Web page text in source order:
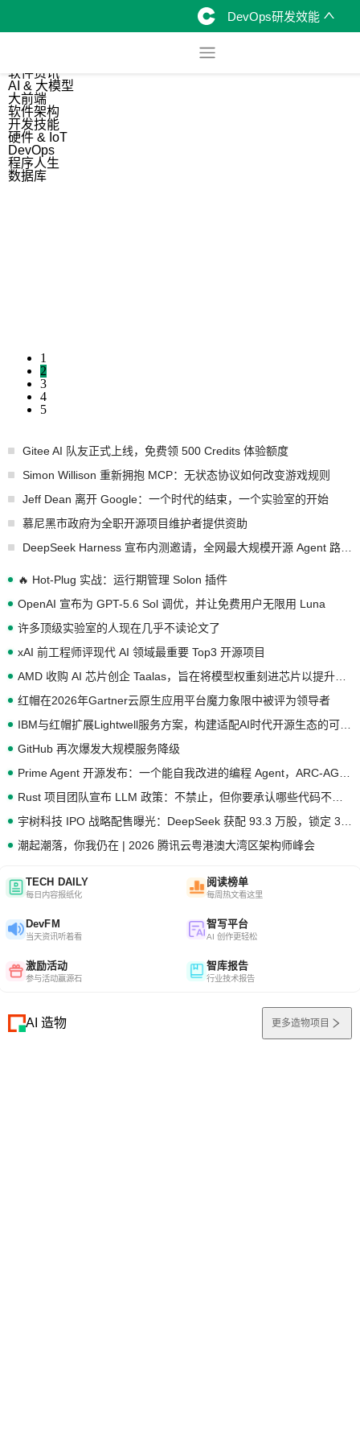
DevOps研发效能
软件资讯
AI & 大模型
大前端
软件架构
开发技能
硬件 & IoT
DevOps
程序人生
数据库
1
2
3
4
5
Gitee AI 队友正式上线，免费领 500 Credits 体验额度
Simon Willison 重新拥抱 MCP：无状态协议如何改变游戏规则
Jeff Dean 离开 Google：一个时代的结束，一个实验室的开始
慕尼黑市政府为全职开源项目维护者提供资助
🔥 Hot-Plug 实战：运行期管理 Solon 插件
OpenAI 宣布为 GPT-5.6 Sol 调优，并让免费用户无限用 Luna
许多顶级实验室的人现在几乎不读论文了
xAI 前工程师评现代 AI 领域最重要 Top3 开源项目
红帽在2026年Gartner云原生应用平台魔力象限中被评为领导者
GitHub 再次爆发大规模服务降级
潮起潮落，你我仍在 | 2026 腾讯云粤港澳大湾区架构师峰会
TECH DAILY
每日内容报纸化
阅读榜单
每周热文看这里
DevFM
当天资讯听着看
智写平台
AI 创作更轻松
激励活动
参与活动赢源石
智库报告
行业技术报告
AI 造物 更多造物项目